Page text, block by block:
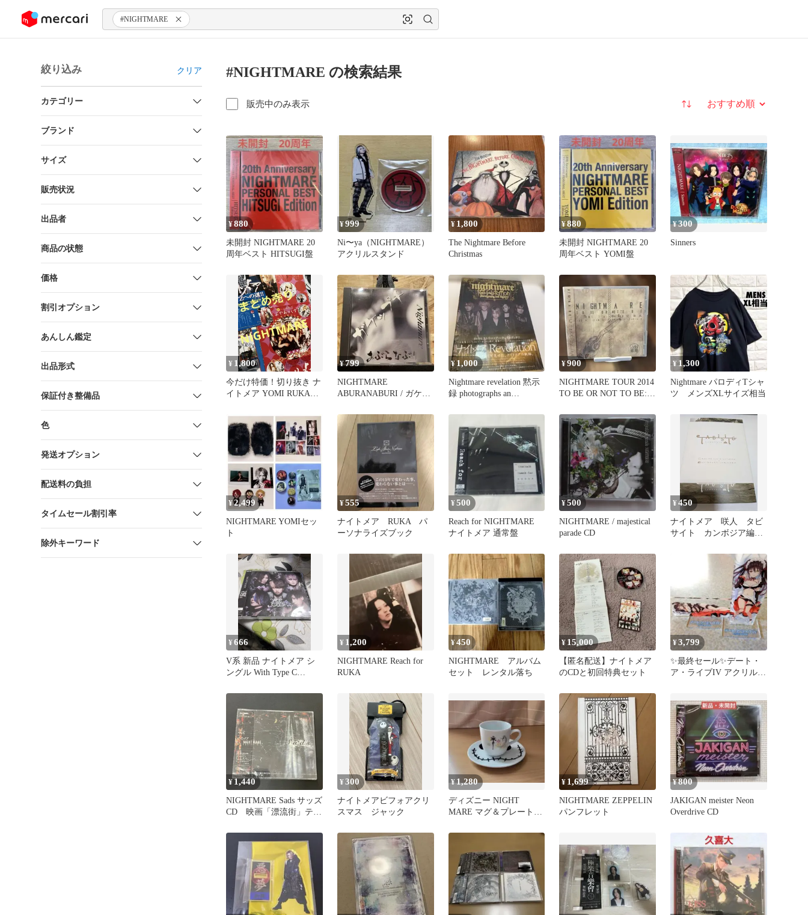
ツにスキップ #NIGHTMARE
絞り込み クリア
カテゴリー
ブランド
サイズ
販売状況
出品者
商品の状態
価格
割引オプション
あんしん鑑定
出品形式
保証付き整備品
色
発送オプション
配送料の負担
タイムセール割引率
除外キーワード
#NIGHTMARE の検索結果
販売中のみ表示 並び替え
¥880
未開封 NIGHTMARE 20
周年ベスト HITSUGI盤
¥999
Ni〜ya（NIGHTMARE）
アクリルスタンド
¥ 1,800
The Nightmare Before
Christmas
¥880
未開封 NIGHTMARE 20
周年ベスト YOMI盤
¥300
Sinners
¥ 1,800
今だけ特価！切り抜き ナ
イトメア YOMI RUKA
¥799
NIGHTMARE
ABURANABURI / ガケッ
¥1,000
Nightmare revelation 黙示
録 photographs an…
¥900
NIGHTMARE TOUR 2014
TO BE OR NOT TO BE:…
¥ 1,300
Nightmare パロディTシャ
ツ メンズXLサイズ相当
¥2,499
NIGHTMARE YOMIセッ
ト
¥555
ナイトメア RUKA パ
ーソナライズブック
¥500
Reach for NIGHTMARE
ナイトメア 通常盤
¥500
NIGHTMARE / majestical
parade CD
¥450
ナイトメア 咲人 タビ
サイト カンボジア編
¥666
V系 新品 ナイトメア シ
ングル With Type C
¥ 1,200
NIGHTMARE Reach for
RUKA
¥450
NIGHTMARE アルバム
セット レンタル落ち
¥ 15,000
【匿名配送】ナイトメア
のCDと初回特典セット
¥3,799
✨️最終セール✨️デート・
ア・ライブIV アクリルス
¥1,440
NIGHTMARE Sads サッズ
CD 映画「漂流街」テー
¥300
ナイトメアビフォアクリ
スマス ジャック
¥1,280
ディズニー NIGHT
MARE マグ＆プレートセ
¥ 1,699
NIGHTMARE ZEPPELIN
パンフレット
¥800
JAKIGAN meister Neon
Overdrive CD